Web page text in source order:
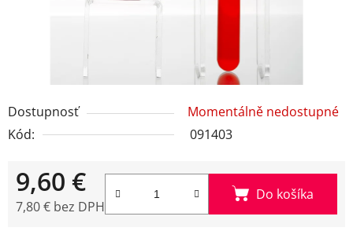
Dostupnosť
Momentálně nedostupné
Kód:
091403
9,60 €
7,80 € bez DPH
Do košíka